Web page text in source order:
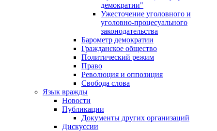
демократии"
Ужесточение уголовного и
уголовно-процесуального
законодательства
Барометр демократии
Гражданское общество
Политический режим
Право
Революция и оппозиция
Свобода слова
Язык вражды
Новости
Публикации
Документы других организаций
Дискуссии